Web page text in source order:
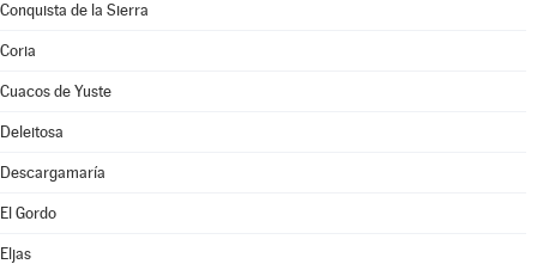
Conquista de la Sierra
Coria
Cuacos de Yuste
Deleitosa
Descargamaría
El Gordo
Eljas